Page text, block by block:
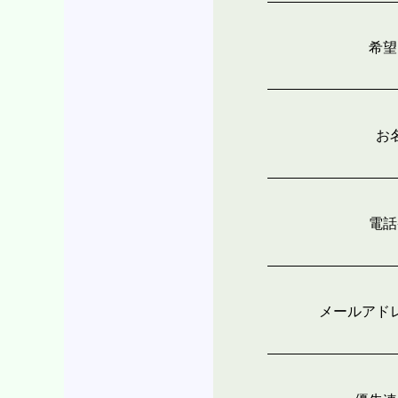
希
お
電
メールアド